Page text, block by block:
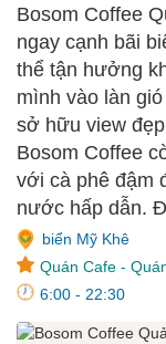
Bosom Coffee
ngay cạnh bãi
thể tận hưởng
mình vào làn
sở hữu view
Bosom Coffee
với cà phê đậm
nước hấp dẫn.
tưởng mà nhất
Ngãi.
biển Mỹ Khê
Quán Cafe -
6:00 - 22:30